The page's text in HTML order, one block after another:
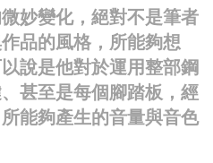
妙變化，絕對不是筆者
品的風格，所能夠想
說是他對於運用整部鋼
甚至是每個腳踏板，經
能夠產生的音量與音色